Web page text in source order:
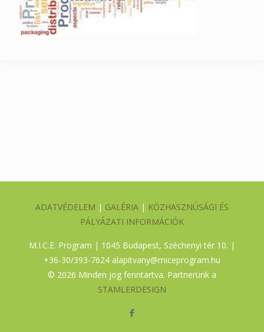
ADATVÉDELEM | GALÉRIA | KÖZHASZNÚSÁGI ÉS
PÁLYÁZATI INFORMÁCIÓK
M.I.C.E. Program | 1045 Budapest, Széchenyi tér 10. |
+36-30/393-7624 alapitvany@miceprogram.hu
© 2026 Minden jog fenntartva. Partnerünk a
STAMLERDESIGN